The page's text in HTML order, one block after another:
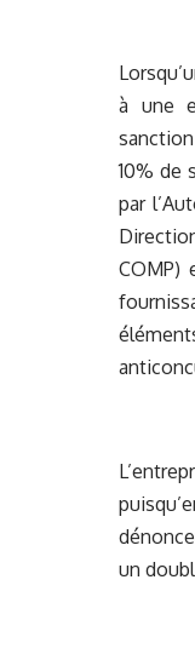
à une
10% de
par
COMP)
un